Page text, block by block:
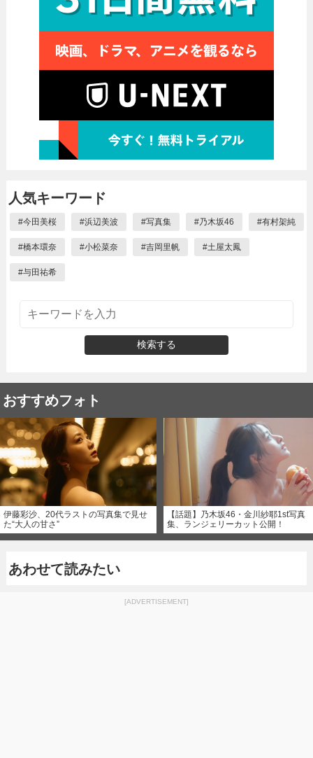
人気キーワード
#今田美桜 #浜辺美波 #写真集 #乃木坂46 #有村架純
#橋本環奈 #小松菜奈 #吉岡里帆 #土屋太鳳
#与田祐希
検索する
おすすめフォト
伊藤彩沙、20代ラストの写真集で見せ
た“大人の甘さ”
【話題】乃木坂46・金川紗耶1st写真
集、ランジェリーカット公開！
あわせて読みたい
[ADVERTISEMENT]